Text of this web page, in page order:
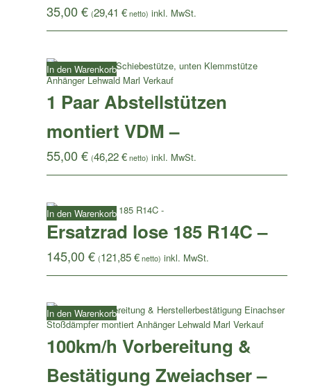
35,00€ (29,41 €netto)
1 Paar Abstellstützen
montiert VDM –
55,00€ (46,22€netto)
In den Warenkorb
Ersatzrad lose 185 R14C –
145,00€ (121,85€netto)
In den Warenkorb
100km/h Vorbereitung &
Bestätigung Zweiachser –
In den Warenkorb